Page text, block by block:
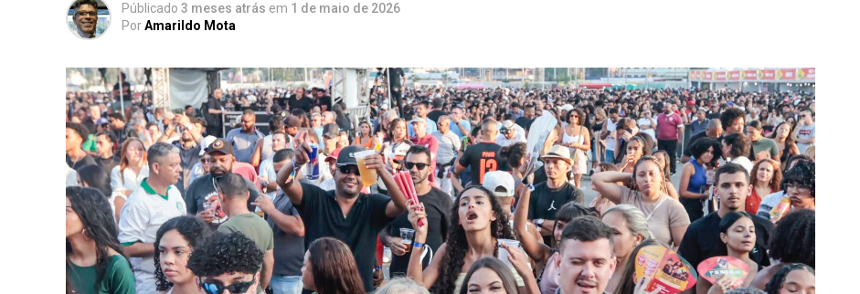
Públicado 3 meses atrás em 1 de maio de 2026
PorAmarildo Mota